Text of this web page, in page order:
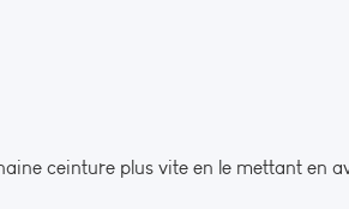
ceinture plus vite en le mettant en